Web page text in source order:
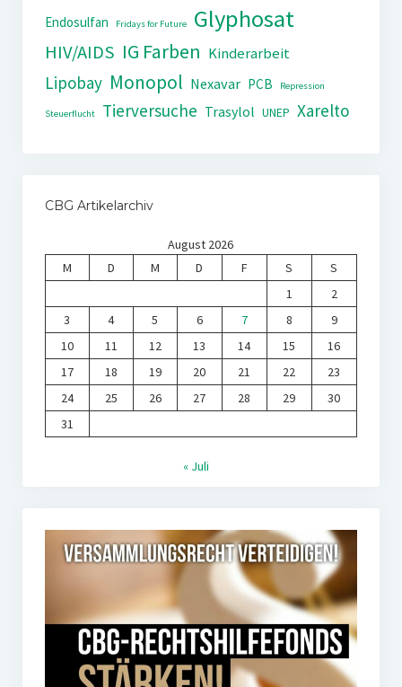
Endosulfan Fridays for Future Glyphosat
HIV/AIDS IG Farben Kinderarbeit
Lipobay Monopol Nexavar PCB Repression
Steuerflucht Tierversuche Trasylol UNEP Xarelto
CBG Artikelarchiv
August 2026
M
D M D F S
S
1
2
3
4 5 6 7 8
9
10
11 12 13 14 15
16
17
18 19 20 21 22
23
24
25 26 27 28 29
30
31
« Juli